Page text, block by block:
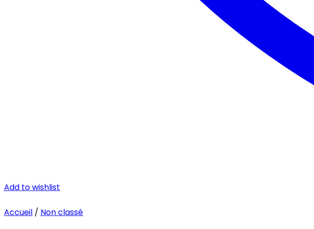
Add to wishlist
Accueil / Non classé